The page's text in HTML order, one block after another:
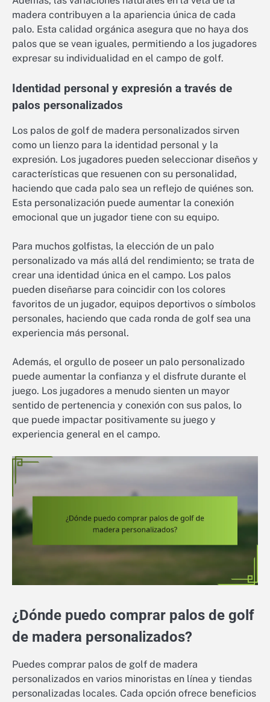
madera contribuyen a la apariencia única de cada
palo. Esta calidad orgánica asegura que no haya dos
palos que se vean iguales, permitiendo a los jugadores
expresar su individualidad en el campo de golf.
Identidad personal y expresión a través de
palos personalizados
Los palos de golf de madera personalizados sirven
como un lienzo para la identidad personal y la
expresión. Los jugadores pueden seleccionar diseños y
características que resuenen con su personalidad,
haciendo que cada palo sea un reflejo de quiénes son.
Esta personalización puede aumentar la conexión
emocional que un jugador tiene con su equipo.
Para muchos golfistas, la elección de un palo
personalizado va más allá del rendimiento; se trata de
crear una identidad única en el campo. Los palos
pueden diseñarse para coincidir con los colores
favoritos de un jugador, equipos deportivos o símbolos
personales, haciendo que cada ronda de golf sea una
experiencia más personal.
Además, el orgullo de poseer un palo personalizado
puede aumentar la confianza y el disfrute durante el
juego. Los jugadores a menudo sienten un mayor
sentido de pertenencia y conexión con sus palos, lo
que puede impactar positivamente su juego y
experiencia general en el campo.
¿Dónde puedo comprar palos de golf
de madera personalizados?
Puedes comprar palos de golf de madera
personalizados en varios minoristas en línea y tiendas
personalizadas locales. Cada opción ofrece beneficios